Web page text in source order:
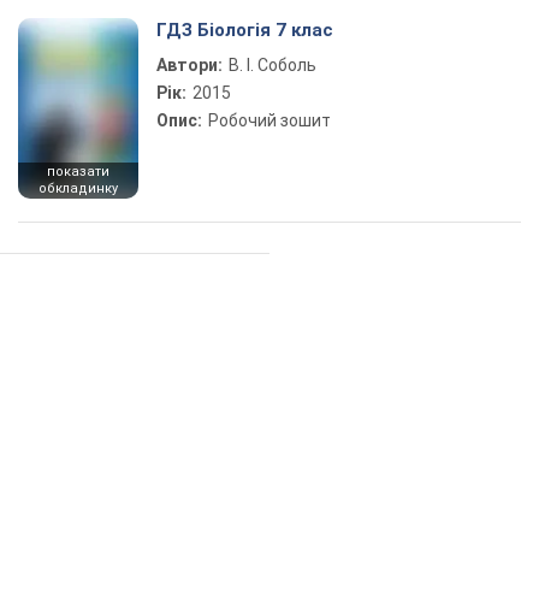
показати
обкладинку
ГДЗ Біологія 7 клас
Автори: В. І. Соболь
Рік: 2015
Опис: Робочий зошит